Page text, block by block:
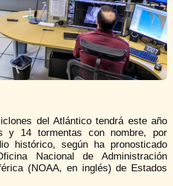
del Atlántico tendrá este año
y 14 tormentas con nombre, por
histórico, según ha pronosticado
Nacional de Administración
(NOAA, en inglés) de Estados